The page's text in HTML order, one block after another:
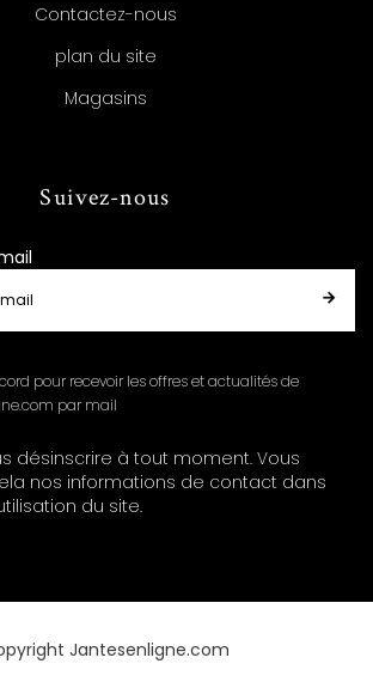
Contactez-nous
plan du site
Magasins
Suivez-nous
pour recevoir les offres et actualités de
par mail
désinscrire à tout moment. Vous
nos informations de contact dans
du site.
Jantesenligne.com